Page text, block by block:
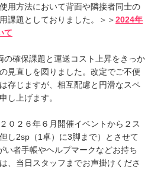
用方法において背面や隣接者同士の
課題としておりました。＞＞2024年
て
確保課題と運送コスト上昇をきっか
見直しを図りました。改定でご不便
存じますが、相互配慮と円滑なスペ
し上げます。
０２６年６月開催イベントから２ス
し2sp（1卓）に3脚まで）とさせて
い者手帳やヘルプマークなどお持ち
、当日スタッフまでお声掛けくださ